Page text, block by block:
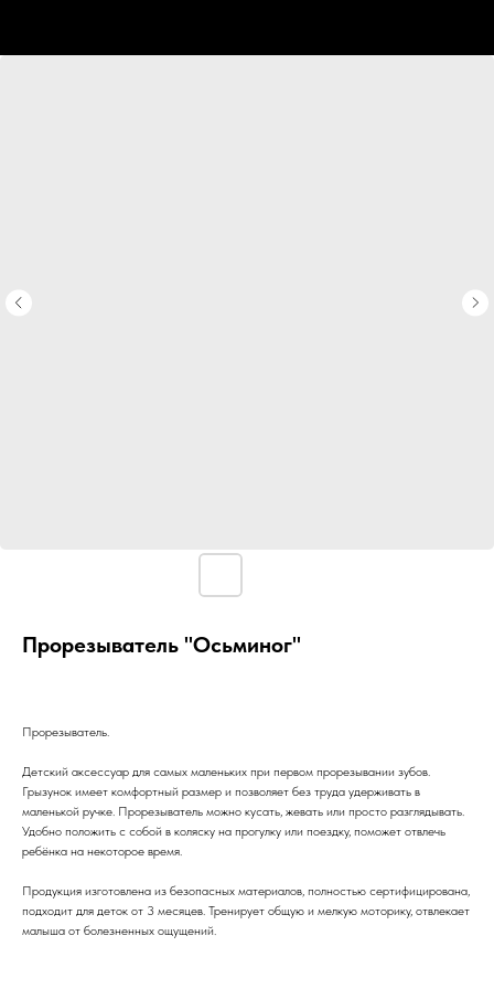
Прорезыватель "Осьминог"
Прорезыватель.
Детский аксессуар для самых маленьких при первом прорезывании зубов.
Грызунок имеет комфортный размер и позволяет без труда удерживать в
маленькой ручке. Прорезыватель можно кусать, жевать или просто разглядывать.
Удобно положить с собой в коляску на прогулку или поездку, поможет отвлечь
ребёнка на некоторое время.
Продукция изготовлена из безопасных материалов, полностью сертифицирована,
подходит для деток от 3 месяцев. Тренирует общую и мелкую моторику, отвлекает
малыша от болезненных ощущений.